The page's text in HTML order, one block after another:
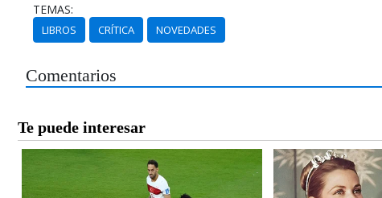
TEMAS:
LIBROS CRÍTICA NOVEDADES
Comentarios